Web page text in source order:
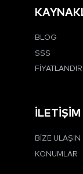
BLOG
SSS
İLETIŞIM
BIZE ULAŞIN
KONUMLAR